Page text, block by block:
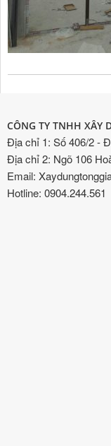
CÔNG TY TNHH XÂY
Địa chỉ 1: Số 406/2 -
Địa chỉ 2: Ngõ 106
Email:
Hotline: 0904.244.561